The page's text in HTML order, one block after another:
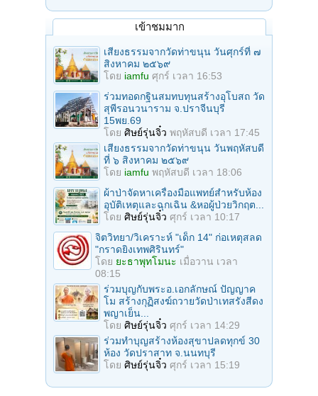
เข้าชมมาก
เสียงธรรมจากวัดท่าขนุน วันศุกร์ที่ ๗
สิงหาคม ๒๕๖๙
โดย iamfu ศุกร์ เวลา 16:53
ร่วมทอดกฐินสมทบทุนสร้างอุโบสถ วัด
สุพีรอนวนาราม จ.ปราจีนบุรี
15พย.69
โดย ศิษย์รุ่นจิ๋ว พฤหัสบดี เวลา 17:45
เสียงธรรมจากวัดท่าขนุน วันพฤหัสบดี
ที่ ๖ สิงหาคม ๒๕๖๙
โดย iamfu พฤหัสบดี เวลา 18:06
ผ้าป่าจัดหาเครื่องมือแพทย์สำหรับห้อง
อุบัติเหตุและฉุกเฉิน &หอผู้ป่วยวิกฤต...
โดย ศิษย์รุ่นจิ๋ว ศุกร์ เวลา 10:17
จิตวิทยา/วิเคราะห์ "เด็ก 14" ก่อเหตุสลด
"กราดยิงเทพศิรินทร์"
โดย ยะธาพุทโมนะ เมื่อวาน เวลา
08:15
ร่วมบุญกับพระอ.เอกลักษณ์ ปัญญาค
โม สร้างกุฏิสงฆ์ถวายวัดป่าเทสรังสีดง
พญาเย็น...
โดย ศิษย์รุ่นจิ๋ว ศุกร์ เวลา 14:29
ร่วมทําบุญสร้างห้องสุขาปลดทุกข์ 30
ห้อง วัดปราสาท จ.นนทบุรี
โดย ศิษย์รุ่นจิ๋ว ศุกร์ เวลา 15:19